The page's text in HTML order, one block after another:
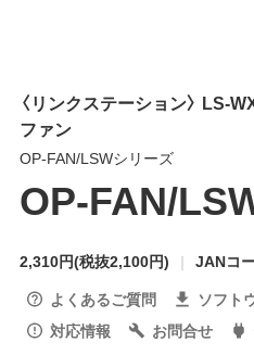
〈リンクステーション〉 LS-
ファン
OP-FAN/LSWシリーズ
OP-FAN/
2,310円(税抜2,100円)
JANコ
よくあるご質問
ソフト
対応情報
お問合せ